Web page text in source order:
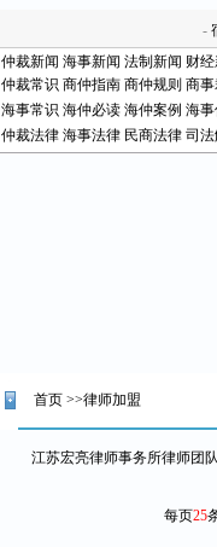
-
仲裁新闻 海事新闻 法制新闻 财
仲裁常识 商仲指南 商仲规则 商
海事常识 海仲必读 海仲案例 海
仲裁法律 海事法律 民商法律 司
首页 >>律师加盟
江苏宏亮律师事务所律师团
每页25